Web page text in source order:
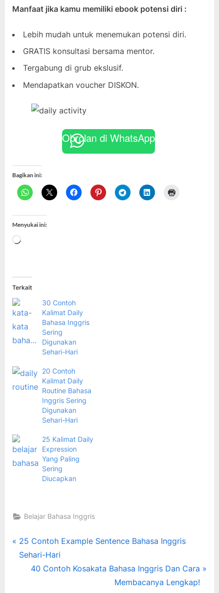
Manfaat jika kamu memiliki ebook potensi diri :
Lebih mudah untuk menemukan potensi diri.
GRATIS konsultasi bersama mentor.
Tergabung di grub ekslusif.
Mendapatkan voucher DISKON.
Obrolan di WhatsApp
Bagikan ini:
Menyukai ini:
Memuat...
Terkait
30 Contoh
Kalimat Daily
Bahasa Inggris
Sering
Digunakan
Sehari-Hari
20 Contoh
Kalimat Daily
Routine Bahasa
Inggris Sering
Digunakan
Sehari-Hari
25 Kalimat Daily
Expression
Yang Paling
Sering
Diucapkan
Belajar Bahasa Inggris
Tags:
bahasa
belajar
Navigasi
pos
P
r
25 Contoh Example Sentence Bahasa Inggris
Sehari-Hari
N
40 Contoh Kosakata Bahasa Inggris Dan Cara
Membacanya Lengkap!